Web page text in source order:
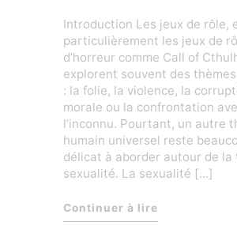
Introduction Les jeux de rôle,
particulièrement les jeux de
d’horreur comme Call of
explorent souvent des
: la folie, la violence, la
morale ou la confrontation
l’inconnu. Pourtant, un autre
humain universel reste
délicat à aborder autour de la
sexualité. La sexualité […]
Continuer à lire